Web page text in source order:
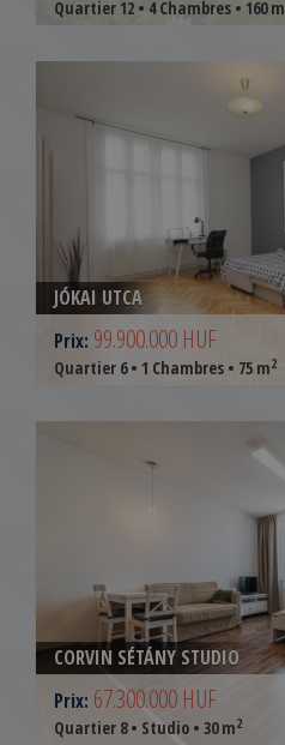
Quartier 12 • 4 Chambres • 160 m
JÓKAI UTCA
Prix: 99.900.000 HUF
Quartier 6 • 1 Chambres • 75 m2
CORVIN SÉTÁNY STUDIO
Prix: 67.300.000 HUF
Quartier 8 • Studio • 30 m2